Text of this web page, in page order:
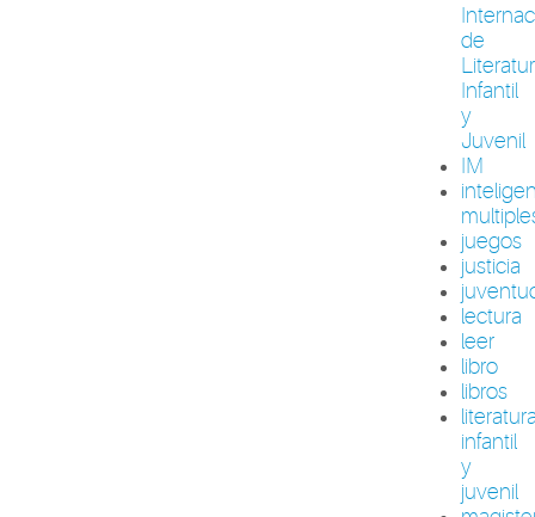
de
Infantil
y
Juvenil
IM
juegos
justicia
lectura
leer
libro
libros
infantil
y
juvenil